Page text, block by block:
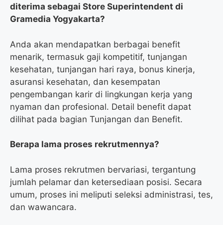
diterima sebagai Store Superintendent di
Gramedia Yogyakarta?
Anda akan mendapatkan berbagai benefit
menarik, termasuk gaji kompetitif, tunjangan
kesehatan, tunjangan hari raya, bonus kinerja,
asuransi kesehatan, dan kesempatan
pengembangan karir di lingkungan kerja yang
nyaman dan profesional. Detail benefit dapat
dilihat pada bagian Tunjangan dan Benefit.
Berapa lama proses rekrutmennya?
Lama proses rekrutmen bervariasi, tergantung
jumlah pelamar dan ketersediaan posisi. Secara
umum, proses ini meliputi seleksi administrasi, tes,
dan wawancara.